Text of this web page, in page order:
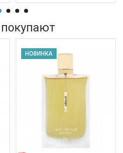
НОВИНКА